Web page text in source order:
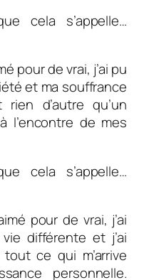
cela s’appelle…
pour de vrai, j’ai pu
et ma souffrance
rien d’autre qu’un
l’encontre de mes
cela s’appelle…
pour de vrai, j’ai
différente et j’ai
ce qui m’arrive
personnelle.